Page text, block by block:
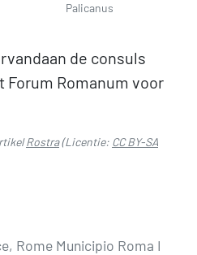
Palicanus
de consuls
Forum Romanum voor
Rostra(Licentie: CC BY-SA
Rome Municipio Roma I